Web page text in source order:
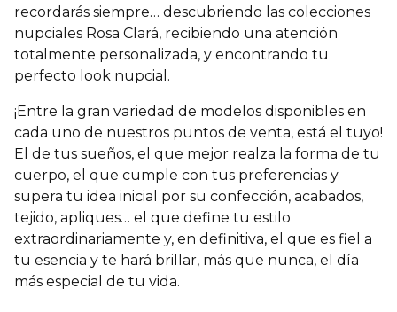
recordarás siempre… descubriendo las colecciones
nupciales Rosa Clará, recibiendo una atención
totalmente personalizada, y encontrando tu
perfecto look nupcial.
¡Entre la gran variedad de modelos disponibles en
cada uno de nuestros puntos de venta, está el tuyo!
El de tus sueños, el que mejor realza la forma de tu
cuerpo, el que cumple con tus preferencias y
supera tu idea inicial por su confección, acabados,
tejido, apliques… el que define tu estilo
extraordinariamente y, en definitiva, el que es fiel a
tu esencia y te hará brillar, más que nunca, el día
más especial de tu vida.